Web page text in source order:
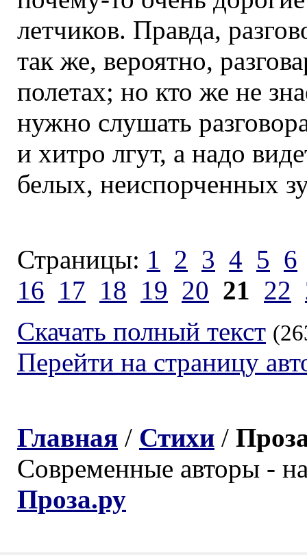
летчиков. Правда,
так же, вероятно,
полетах; но кто же не
нужно слушать
и хитро лгут, а надо
белых, неиспорченных
Страницы: 1 2 3 4 5 6
16 17 18 19 20 21 22
Скачать полный текст
Перейти на страницу
Главная / Стихи /
Современные авторы -
Проза.ру